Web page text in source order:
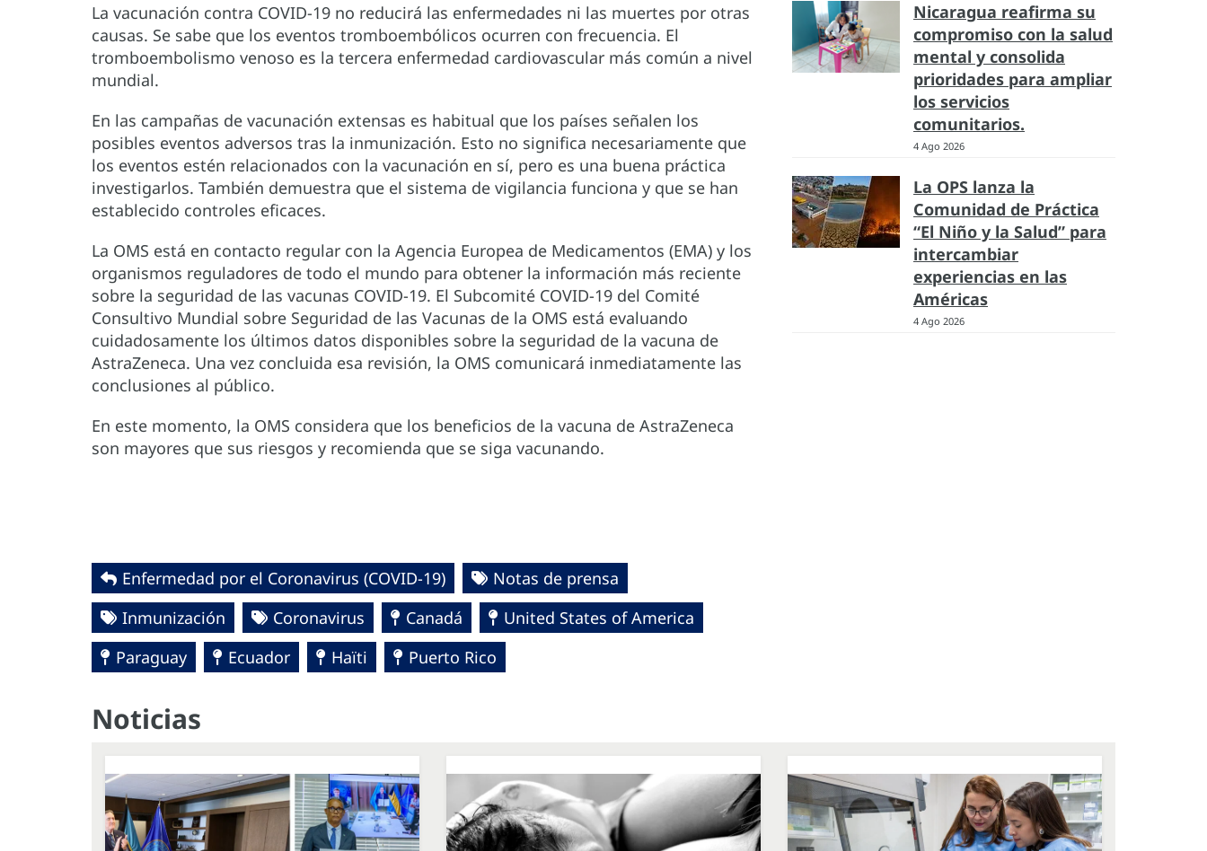
La vacunación contra COVID-19 no reducirá las enfermedades ni las muertes por otras
causas. Se sabe que los eventos tromboembólicos ocurren con frecuencia. El
tromboembolismo venoso es la tercera enfermedad cardiovascular más común a nivel
mundial.
En las campañas de vacunación extensas es habitual que los países señalen los
posibles eventos adversos tras la inmunización. Esto no significa necesariamente que
los eventos estén relacionados con la vacunación en sí, pero es una buena práctica
investigarlos. También demuestra que el sistema de vigilancia funciona y que se han
establecido controles eficaces.
La OMS está en contacto regular con la Agencia Europea de Medicamentos (EMA) y los
organismos reguladores de todo el mundo para obtener la información más reciente
sobre la seguridad de las vacunas COVID-19. El Subcomité COVID-19 del Comité
Consultivo Mundial sobre Seguridad de las Vacunas de la OMS está evaluando
cuidadosamente los últimos datos disponibles sobre la seguridad de la vacuna de
AstraZeneca. Una vez concluida esa revisión, la OMS comunicará inmediatamente las
conclusiones al público.
En este momento, la OMS considera que los beneficios de la vacuna de AstraZeneca
son mayores que sus riesgos y recomienda que se siga vacunando.
Enfermedad por el Coronavirus ‎‎(COVID-19)‎
Notas de prensa
Inmunización
Coronavirus Canadá
United States of America
Paraguay
Ecuador Haïti Puerto Rico
Nicaragua reafirma su
compromiso con la salud
mental y consolida
prioridades para ampliar
los servicios
comunitarios.
4 Ago 2026
La OPS lanza la
Comunidad de Práctica
“El Niño y la Salud” para
intercambiar
experiencias en las
Américas
4 Ago 2026
Noticias